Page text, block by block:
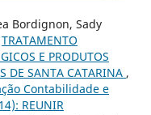
Bordignon, Sady
TRATAMENTO
E PRODUTOS
DE SANTA CATARINA ,
Contabilidade e
REUNIR